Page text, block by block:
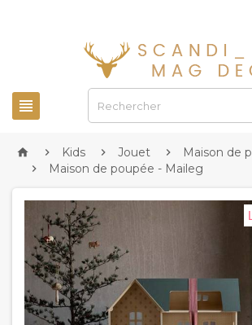

  Kids  Jouet  Maison de
 Maison de poupée - Maileg